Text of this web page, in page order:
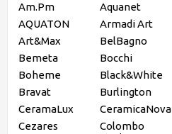
Am.Pm
Aquanet
AQUATON
Armadi Art
Art&Max
BelBagno
Bemeta
Bocchi
Boheme
Black&White
Bravat
Burlington
CeramaLux
CeramicaNova
Cezares
Colombo